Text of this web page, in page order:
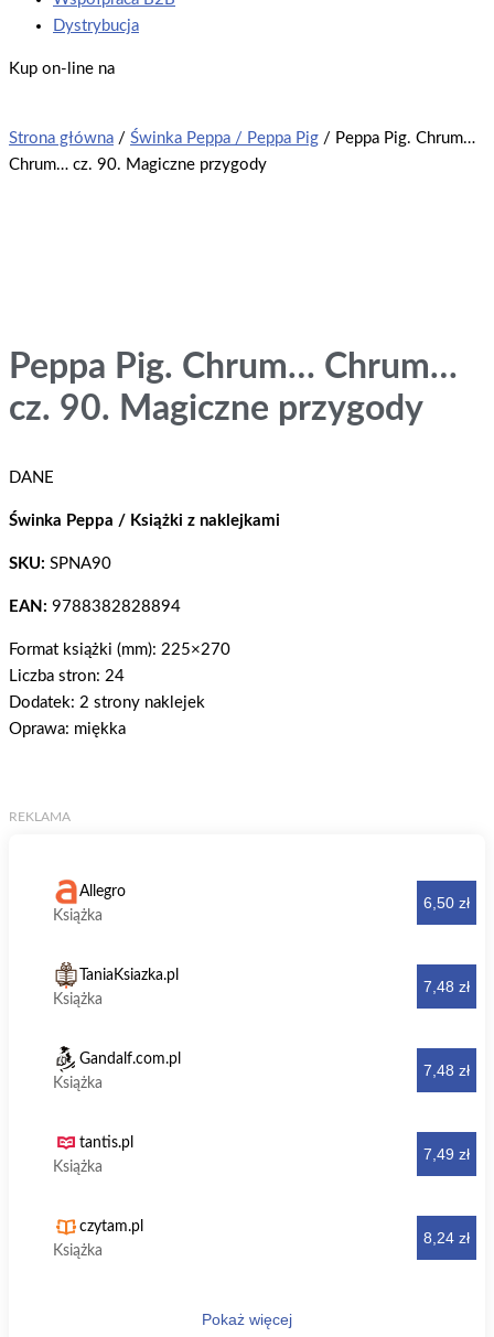
Dystrybucja
Kup on-line na
Strona główna / Świnka Peppa / Peppa Pig / Peppa Pig. Chrum…
Chrum… cz. 90. Magiczne przygody
Peppa Pig. Chrum… Chrum…
cz. 90. Magiczne przygody
DANE
Świnka Peppa / Książki z naklejkami
SKU: SPNA90
EAN: 9788382828894
Format książki (mm): 225×270
Liczba stron: 24
Dodatek: 2 strony naklejek
Oprawa: miękka